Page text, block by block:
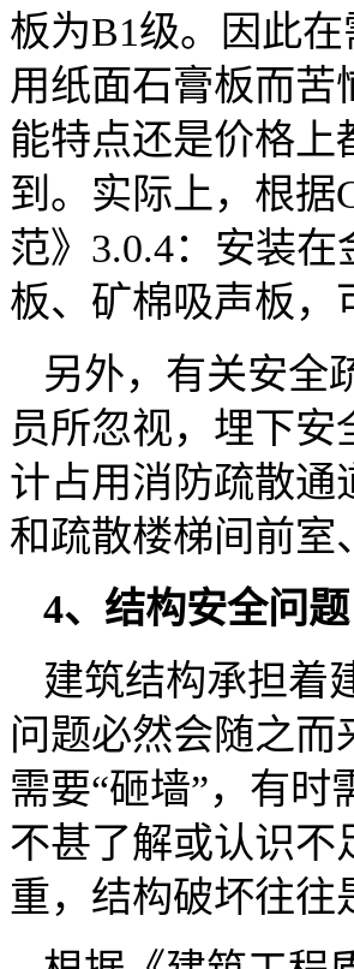
板为B1级。因此
用纸面石膏板而
能特点还是价格上
到。实际上，根据
范》3.0.4：安装
板、矿棉吸声板，
另外，有关安全
员所忽视，埋下
计占用消防疏散通
和疏散楼梯间前室
4、结构安全问题
建筑结构承担着
问题必然会随之
需要“砸墙”，有时
不甚了解或认识不
重，结构破坏往往